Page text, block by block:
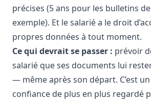
précises (5 ans pour les bulletins
exemple). Et le salarié a le droit
propres données à tout moment.
Ce qui devrait se passer : prévoir
salarié que ses documents lui
— même après son départ. C’est
confiance de plus en plus regardé